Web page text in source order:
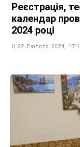
Реєстрація,
календар
2024 році
22 Лютого 2024,